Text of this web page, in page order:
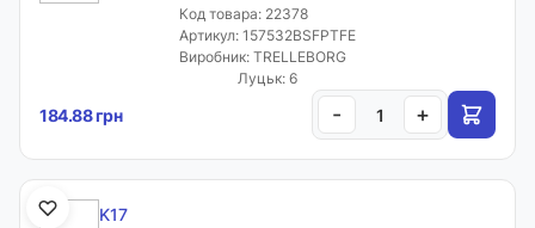
Код товара: 22378
Артикул: 157532BSFPTFE
Виробник: TRELLEBORG
Луцьк: 6
184.88 грн - +
K17